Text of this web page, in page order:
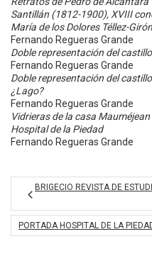
Santillán (1812-1900), XVIII
María de los Dolores Téllez-
Fernando Regueras Grande
Doble representación del
Fernando Regueras Grande
Doble representación del
¿Lago?
Fernando Regueras Grande
Vidrieras de la casa
Hospital de la Piedad
Fernando Regueras Grande
BRIGECIO REVISTA DE
PORTADA HOSPITAL DE LA